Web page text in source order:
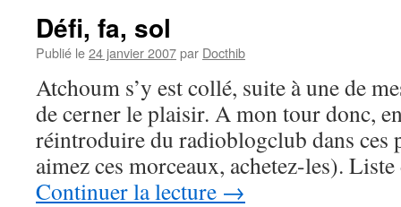
#
Défi, fa, sol
Publié le24 janvier 2007par Docthib
Atchoum s’y est collé, suite à une de
de cerner le plaisir. A mon tour donc,
réintroduire du radioblogclub dans ces
aimez ces morceaux, achetez-les).
Continuer la lecture →